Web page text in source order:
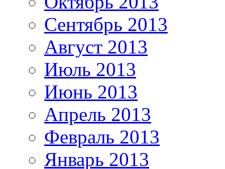
Сентябрь 2013
Август 2013
Июль 2013
Июнь 2013
Апрель 2013
Февраль 2013
Январь 2013